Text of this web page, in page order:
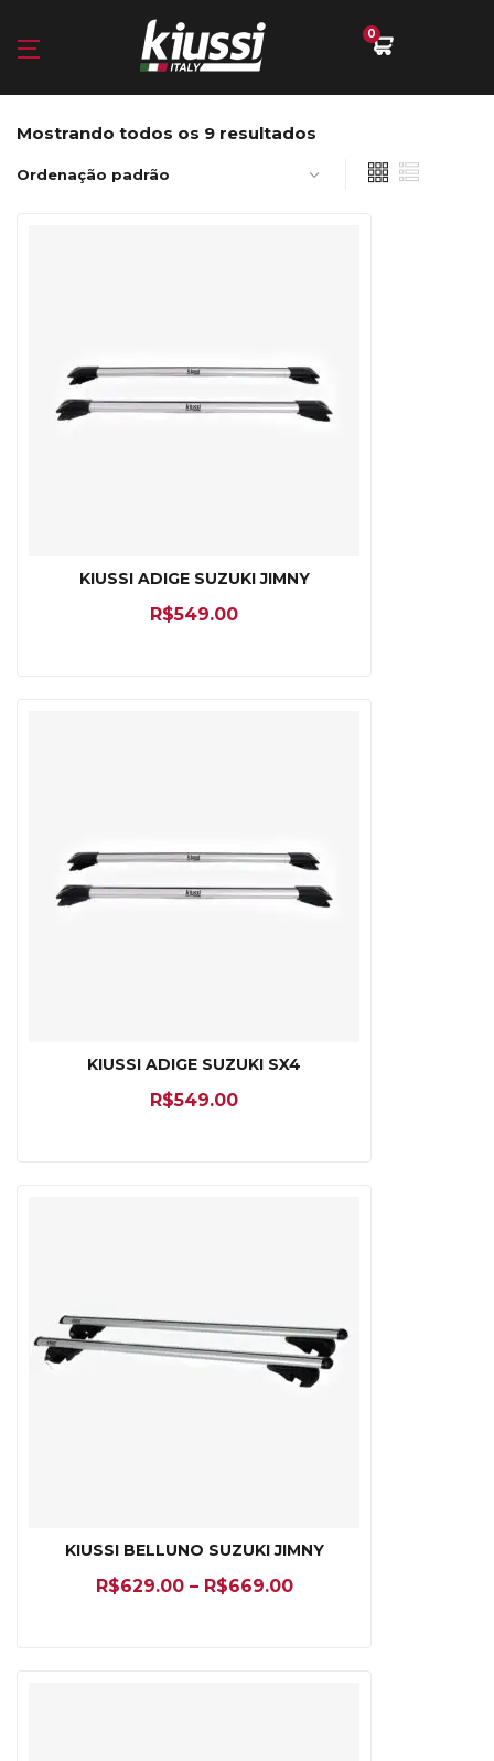
0
Mostrando todos os 9 resultados
KIUSSI ADIGE SUZUKI JIMNY
R$549.00
KIUSSI ADIGE SUZUKI SX4
R$549.00
KIUSSI BELLUNO SUZUKI JIMNY
R$629.00 – R$669.00